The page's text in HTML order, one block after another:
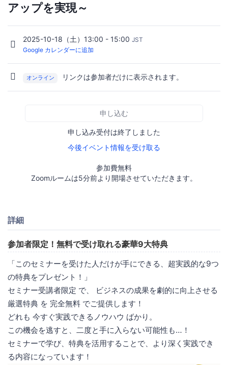
アップを実現～
2025-10-18（土）13:00 - 15:00 JST
Google カレンダーに追加
オンライン リンクは参加者だけに表示されます。
申し込む
申し込み受付は終了しました
今後イベント情報を受け取る
参加費無料
Zoomルームは5分前より開場させていただきます。
詳細
参加者限定！無料で受け取れる豪華9大特典
「このセミナーを受けた人だけが手にできる、超実践的な9つ
の特典をプレゼント！」
セミナー受講者限定 で、 ビジネスの成果を劇的に向上させる
厳選特典 を 完全無料 でご提供します！
どれも 今すぐ実践できるノウハウ ばかり。
この機会を逃すと、二度と手に入らない可能性も…！
セミナーで学び、特典を活用することで、より深く実践でき
る内容になっています！